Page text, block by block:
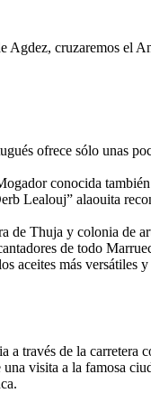
Agdez, cruzaremos el
ofrece sólo unas
conocida
Lealouj” alaouita
de Thuja y colonia de
de todo
aceites más versátiles
través de la carretera
visita a la famosa